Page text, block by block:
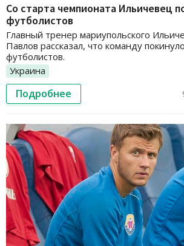
Со старта чемпионата Ильичевец
футболистов
Главный тренер мариупольского
Павлов рассказал, что команду
футболистов.
Украина
Подробнее